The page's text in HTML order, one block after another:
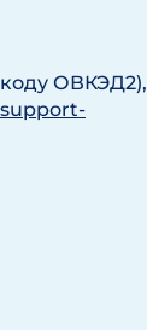
ОВКЭД2),